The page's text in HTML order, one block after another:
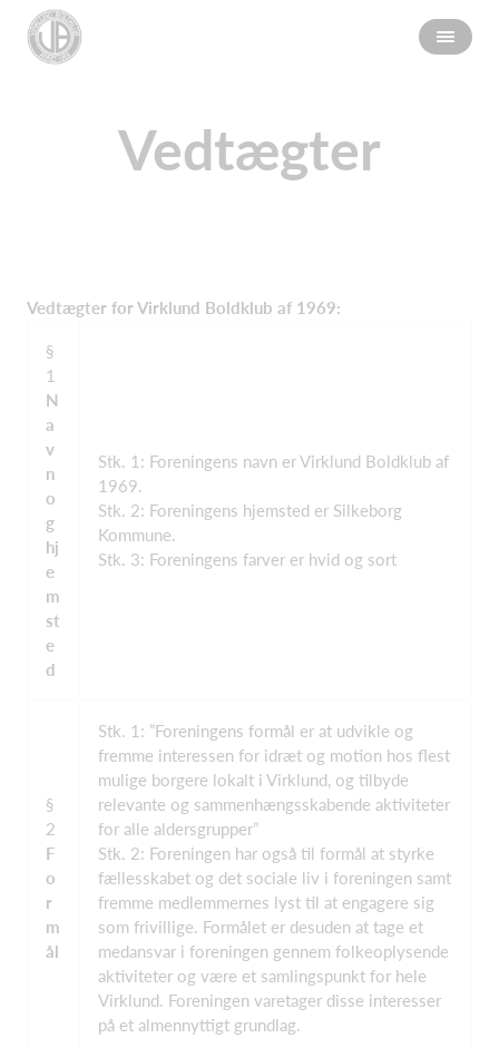
Vedtægter
Vedtægter for Virklund Boldklub af 1969:
§
1
N
a
v
n
o
g
hj
e
m
st
e
d
Stk. 1: Foreningens navn er Virklund Boldklub af
1969.
Stk. 2: Foreningens hjemsted er Silkeborg
Kommune.
Stk. 3: Foreningens farver er hvid og sort
§
2
F
o
r
m
ål
Stk. 1: ”Foreningens formål er at udvikle og
fremme interessen for idræt og motion hos flest
mulige borgere lokalt i Virklund, og tilbyde
relevante og sammenhængsskabende aktiviteter
for alle aldersgrupper”
Stk. 2: Foreningen har også til formål at styrke
fællesskabet og det sociale liv i foreningen samt
fremme medlemmernes lyst til at engagere sig
som frivillige. Formålet er desuden at tage et
medansvar i foreningen gennem folkeoplysende
aktiviteter og være et samlingspunkt for hele
Virklund. Foreningen varetager disse interesser
på et almennyttigt grundlag.